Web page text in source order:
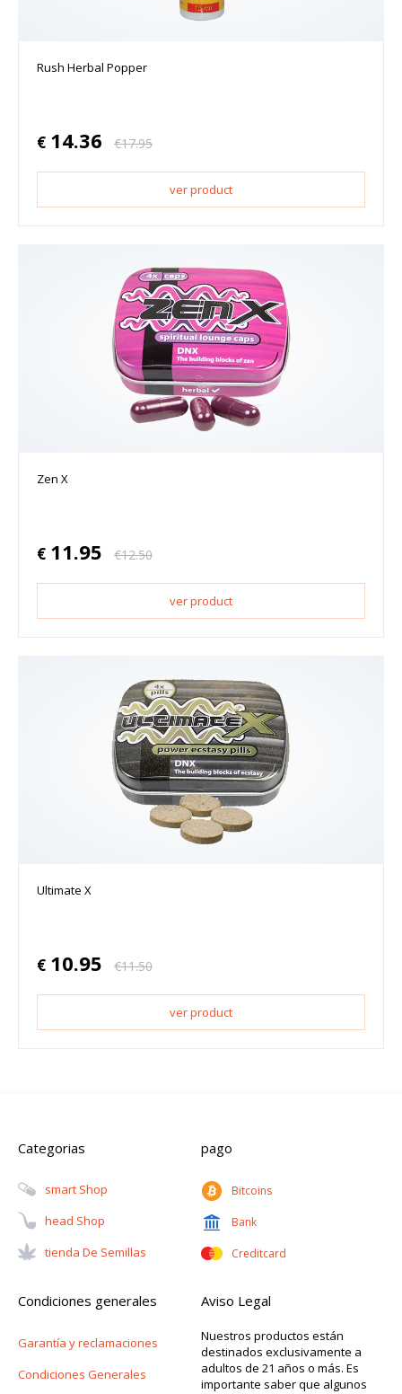
Rush Herbal Popper
€ 14.36 €17.95
ver product
Zen X
€ 11.95 €12.50
ver product
Ultimate X
€ 10.95 €11.50
ver product
Categorias
Smart Shop
Head Shop
Tienda De Semillas
pago
Bitcoins
Bank
Creditcard
Condiciones generales
Garantía y reclamaciones
Condiciones Generales
Aviso Legal
Nuestros productos están
destinados exclusivamente a
adultos de 21 años o más. Es
importante saber que algunos